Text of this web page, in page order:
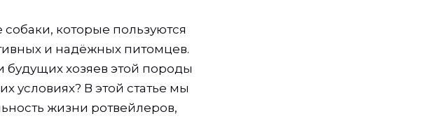
которые пользуются
и надёжных питомцев.
хозяев этой породы
условиях? В этой статье мы
жизни ротвейлеров,